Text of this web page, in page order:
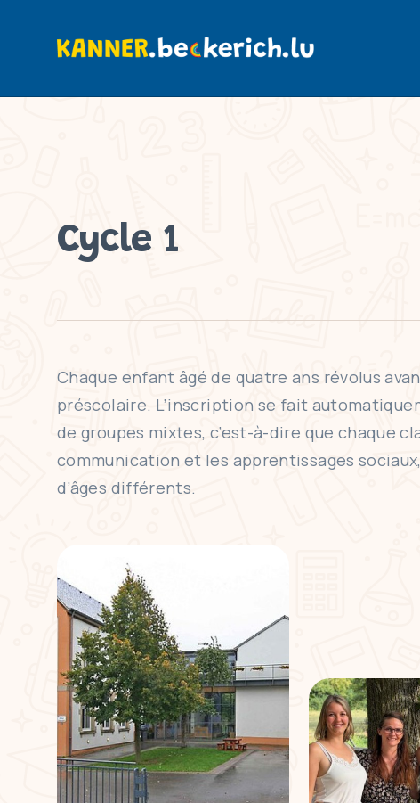
Cycle 1
Chaque enfant âgé de quatre ans révolus
préscolaire. L’inscription se fait
de groupes mixtes, c’est-à-dire que chaque
communication et les apprentissages
d’âges différents.